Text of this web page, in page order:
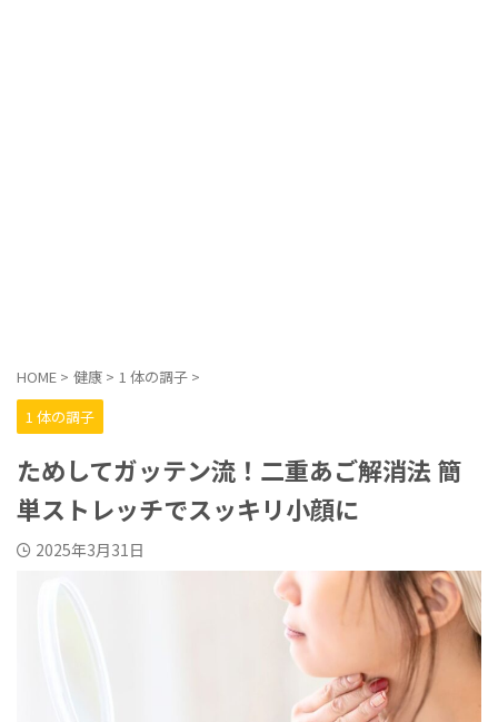
HOME > 健康 > 1 体の調子 >
1 体の調子
ためしてガッテン流！二重あご解消法 簡
単ストレッチでスッキリ小顔に
2025年3月31日